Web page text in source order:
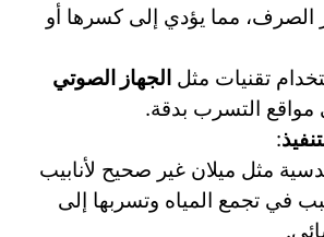
الصرف، مما يؤدي إلى كسرها أو
تقنيات مثل الجهاز الصوتي
مواقع التسرب بدقة.
:
مثل ميلان غير صحيح لأنابيب
في تجمع المياه وتسربها إلى